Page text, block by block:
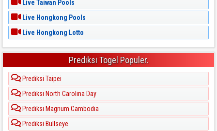
Live Taiwan Pools
Live Hongkong Pools
Live Hongkong Lotto
Prediksi Togel Populer.
Prediksi Taipei
Prediksi North Carolina Day
Prediksi Magnum Cambodia
Prediksi Bullseye